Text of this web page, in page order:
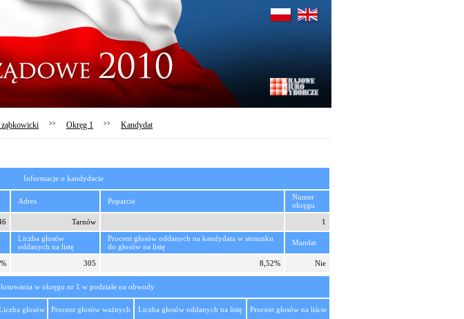
ząbkowicki >> Okręg 1 >> Kandydat
Informacje o kandydacie
Adres Poparcie
Numer
okręgu
Tarnów
1
Liczba głosów
oddanych na listę
Procent głosów oddanych na kandydata w stosunku
do głosów na listę
Mandat
305 8,52% Nie
w okręgu nr 1 w podziale na obwody
głosów Procent głosów ważnych Liczba głosów oddanych na listę Procent głosów na liście